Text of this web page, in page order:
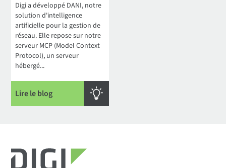
Digi a développé DANI, notre
solution d'intelligence
artificielle pour la gestion de
réseau. Elle repose sur notre
serveur MCP (Model Context
Protocol), un serveur
hébergé...
Lire le blog